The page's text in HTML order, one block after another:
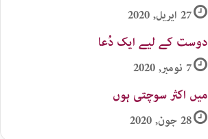
27 اپریل, 2020
دوست کے لیے ایک دُعا
7 نومبر, 2020
میں اکثر سوچتی ہوں
28 جون, 2020